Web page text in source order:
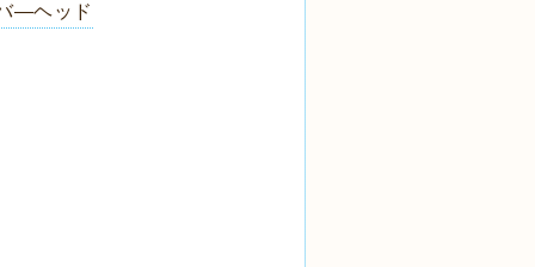
―ヘッド